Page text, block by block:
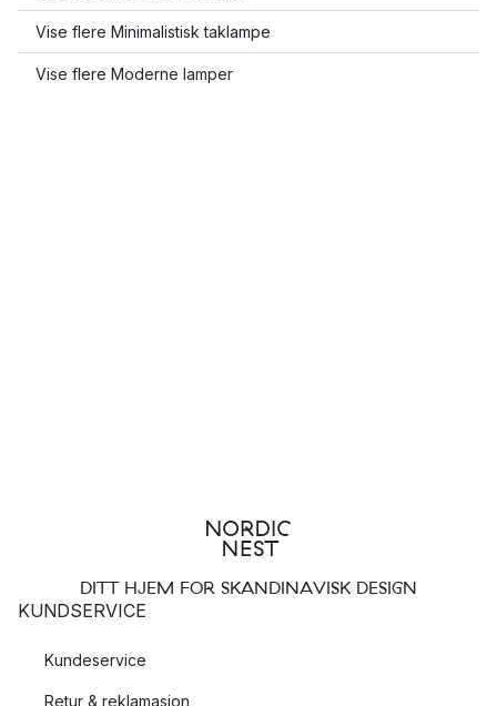
Vise flere Minimalistisk taklampe
Vise flere Moderne lamper
DITT HJEM FOR SKANDINAVISK DESIGN
KUNDSERVICE
Kundeservice
Retur & reklamasjon